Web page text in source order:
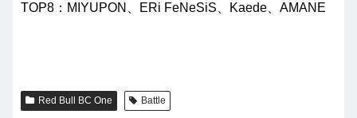
TOP8：MIYUPON、ERi FeNeSiS、Kaede、AMANE
Red Bull BC One Battle